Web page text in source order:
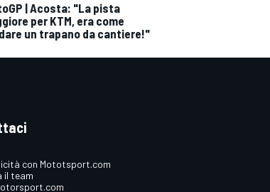
| Acosta: "La pista
per KTM, era come
un trapano da cantiere!"
con Mototsport.com
il team